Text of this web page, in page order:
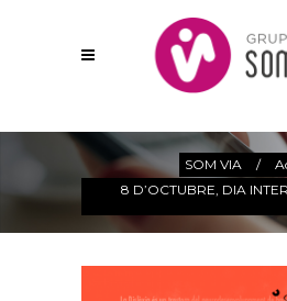
SOM VIA /
8 D’OCTUBRE, DIA
Actualitat